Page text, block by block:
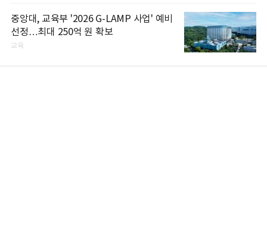
중앙대, 교육부 '2026 G-LAMP 사업' 예비
선정…최대 250억 원 확보
교육